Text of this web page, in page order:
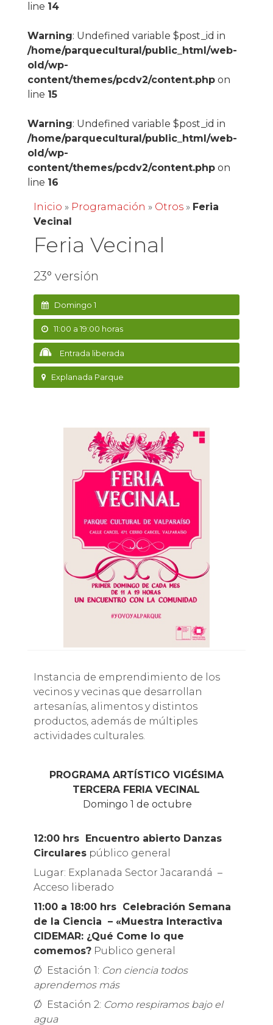
line 14
Warning: Undefined variable $post_id in
/home/parquecultural/public_html/web-
old/wp-
content/themes/pcdv2/content.phpon
line 15
Warning: Undefined variable $post_id in
/home/parquecultural/public_html/web-
old/wp-
content/themes/pcdv2/content.phpon
line 16
Inicio » Programación » Otros» Feria
Vecinal
Feria Vecinal
23° versión
Domingo 1
11:00 a 19:00 horas
Entrada liberada
Explanada Parque
Instancia de emprendimiento de los
vecinos y vecinas que desarrollan
artesanías, alimentos y distintos
productos, además de múltiples
actividades culturales.
PROGRAMAARTÍSTICO VIGÉSIMA
TERCERA FERIA VECINAL
Domingo 1 de octubre
12:00 hrs Encuentro abierto Danzas
Circularespúblico general
Lugar: Explanada Sector Jacarandá –
Acceso liberado
11:00 a 18:00 hrs Celebración Semana
de la Ciencia – «Muestra Interactiva
CIDEMAR: ¿Qué Come lo que
comemos?Publico general
Ø Estación 1: Con ciencia todos
aprendemos más
Ø Estación 2: Como respiramos bajo el
agua